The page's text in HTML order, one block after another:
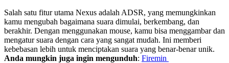
Salah satu fitur utama Nexus adalah ADSR, yang memungkinkan
kamu mengubah bagaimana suara dimulai, berkembang, dan
berakhir. Dengan menggunakan mouse, kamu bisa menggambar dan
mengatur suara dengan cara yang sangat mudah. Ini memberi
kebebasan lebih untuk menciptakan suara yang benar-benar unik.
Anda mungkin juga ingin mengunduh: Firemin